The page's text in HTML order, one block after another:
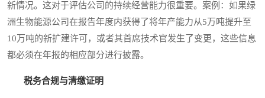
新情况。这对于评估公司的持续经营能力很重要。案例：如果绿
洲生物能源公司在报告年度内获得了将年产能力从5万吨提升至
10万吨的新扩建许可，或者其首席技术官发生了变更，这些信息
都必须在年报的相应部分进行披露。
税务合规与清缴证明